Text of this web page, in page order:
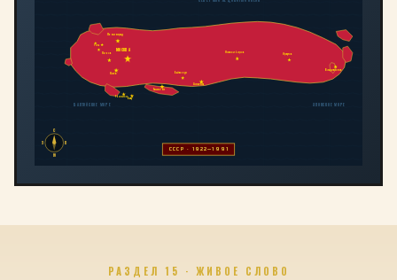
МОСКВА
Ленинград
Киев
Минск
Ташкент
Алма-Ата
Байконур
Новосибирск Иркутск
Владивосток
ТбилисиБаку
Рига
С
Ю
З
В
СССР · 1922—1991
БАЛТИЙСКОЕ МОРЕ ЯПОНСКОЕ МОРЕ
РАЗДЕЛ 15 · ЖИВОЕ СЛОВО